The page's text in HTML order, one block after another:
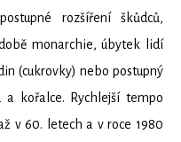
rozšíření škůdců,
monarchie, úbytek lidí
(cukrovky) nebo postupný
kořalce. Rychlejší tempo
v 60. letech a v roce 1980